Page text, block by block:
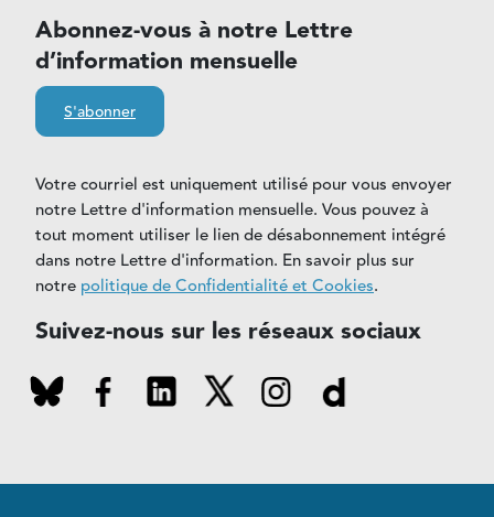
Abonnez-vous à notre Lettre
d’information mensuelle
S'abonner
Votre courriel est uniquement utilisé pour vous envoyer
notre Lettre d'information mensuelle. Vous pouvez à
tout moment utiliser le lien de désabonnement intégré
dans notre Lettre d'information. En savoir plus sur
notre politique de Confidentialité et Cookies.
Suivez-nous sur les réseaux sociaux